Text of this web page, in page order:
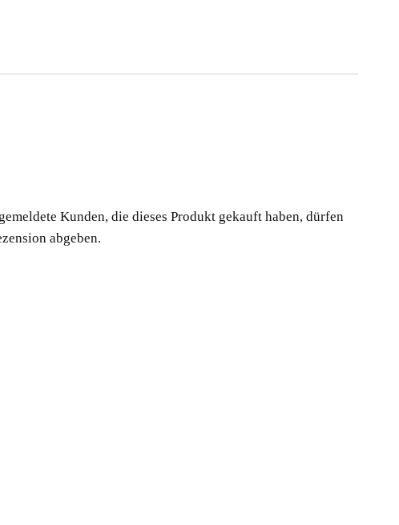
Kunden, die dieses Produkt gekauft haben, dürfen
abgeben.